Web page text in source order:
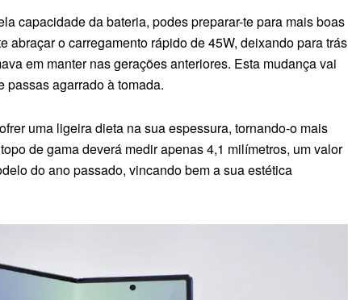
capacidade da bateria, podes preparar-te para mais boas
abraçar o carregamento rápido de 45W, deixando para trás
em manter nas gerações anteriores. Esta mudança vai
passas agarrado à tomada.
uma ligeira dieta na sua espessura, tornando-o mais
de gama deverá medir apenas 4,1 milímetros, um valor
do ano passado, vincando bem a sua estética